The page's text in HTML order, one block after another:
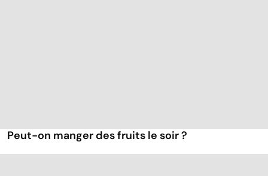
Peut-on manger des fruits le soir ?